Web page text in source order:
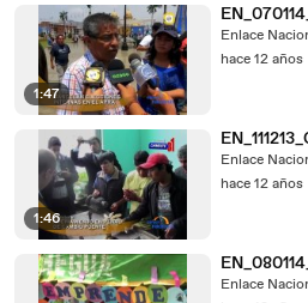
1:47
Enlace
hace 12 años
1:46
Enlace
hace 12 años
Enlace